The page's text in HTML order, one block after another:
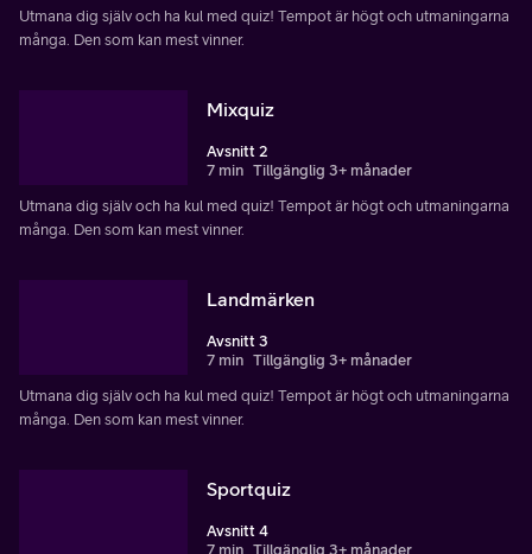
Utmana dig själv och ha kul med quiz! Tempot är högt och utmaningarna
många. Den som kan mest vinner.
Mixquiz
Avsnitt 2
7 min Tillgänglig 3+ månader
Utmana dig själv och ha kul med quiz! Tempot är högt och utmaningarna
många. Den som kan mest vinner.
Landmärken
Avsnitt 3
7 min Tillgänglig 3+ månader
Utmana dig själv och ha kul med quiz! Tempot är högt och utmaningarna
många. Den som kan mest vinner.
Sportquiz
Avsnitt 4
7 min Tillgänglig 3+ månader